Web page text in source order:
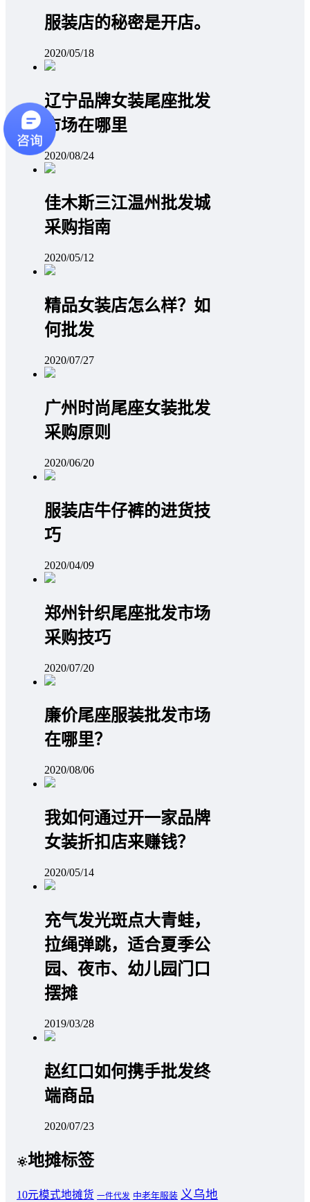
服装店的秘密是开店。
2020/05/18
辽宁品牌女装尾座批发
市场在哪里
2020/08/24
佳木斯三江温州批发城
采购指南
2020/05/12
精品女装店怎么样？如
何批发
2020/07/27
广州时尚尾座女装批发
采购原则
2020/06/20
服装店牛仔裤的进货技
巧
2020/04/09
郑州针织尾座批发市场
采购技巧
2020/07/20
廉价尾座服装批发市场
在哪里？
2020/08/06
我如何通过开一家品牌
女装折扣店来赚钱？
2020/05/14
充气发光斑点大青蛙，
拉绳弹跳，适合夏季公
园、夜市、幼儿园门口
摆摊
2019/03/28
赵红口如何携手批发终
端商品
2020/07/23
地摊标签
10元模式地摊货 一件代发 中老年服装 义乌地